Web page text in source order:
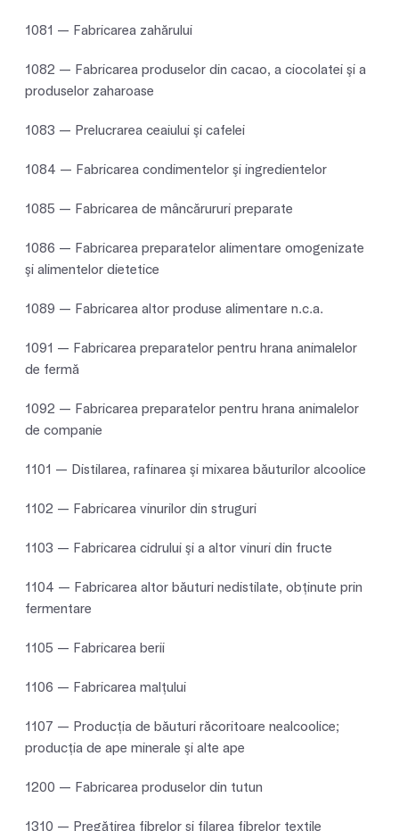
1081 — Fabricarea zahărului
1082 — Fabricarea produselor din cacao, a ciocolatei şi a
produselor zaharoase
1083 — Prelucrarea ceaiului şi cafelei
1084 — Fabricarea condimentelor şi ingredientelor
1085 — Fabricarea de mâncărururi preparate
1086 — Fabricarea preparatelor alimentare omogenizate
şi alimentelor dietetice
1089 — Fabricarea altor produse alimentare n.c.a.
1091 — Fabricarea preparatelor pentru hrana animalelor
de fermă
1092 — Fabricarea preparatelor pentru hrana animalelor
de companie
1101 — Distilarea, rafinarea şi mixarea băuturilor alcoolice
1102 — Fabricarea vinurilor din struguri
1103 — Fabricarea cidrului şi a altor vinuri din fructe
1104 — Fabricarea altor băuturi nedistilate, obţinute prin
fermentare
1105 — Fabricarea berii
1106 — Fabricarea malţului
1107 — Producţia de băuturi răcoritoare nealcoolice;
producţia de ape minerale şi alte ape
1200 — Fabricarea produselor din tutun
1310 — Pregătirea fibrelor şi filarea fibrelor textile